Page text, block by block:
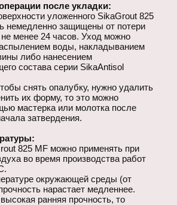
после укладки:
уложенного SikaGrout 825
немедленно защищены от потери
не менее 24 часов. Уход можно
воды, накладыванием
либо нанесением
состава серии SikaAntisol
снять опалубку, нужно удалить
их форму, то это можно
мастерка или молотка после
затвердения.
825 MF можно применять при
во время производства работ
окружающей среды (от
нарастает медленнее.
ранняя прочность, то